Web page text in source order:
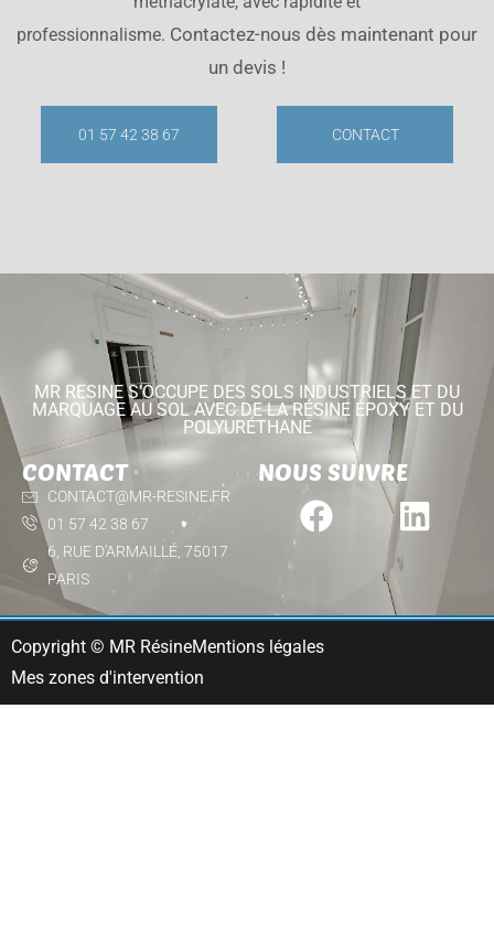
professionnalisme. Contactez-nous dès maintenant pour
un devis !
01 57 42 38 67 CONTACT
MR RESINE S'OCCUPE DES SOLS INDUSTRIELS ET DU
MARQUAGE AU SOL AVEC DE LA RÉSINE ÉPOXY ET DU
POLYURÉTHANE
CONTACT
CONTACT@MR-RESINE.FR
01 57 42 38 67
6, RUE D'ARMAILLÉ, 75017
PARIS
NOUS SUIVRE
Copyright © MR RésineMentions légales
Mes zones d'intervention